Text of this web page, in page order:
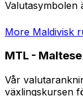
Valutasymbolen
More Maldivisk
MTL -
Vår
växlingskursen